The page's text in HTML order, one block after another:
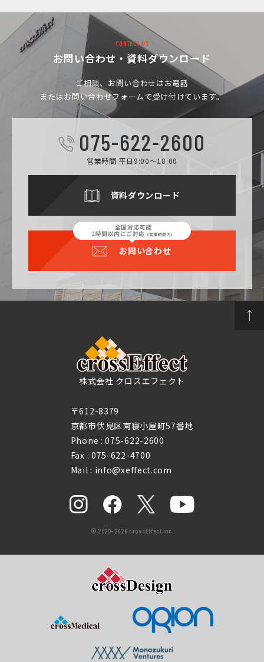
CONTACT US
お問い合わせ・資料ダウンロード
ご相談、お問い合わせはお電話
またはお問い合わせフォームで受け付けています。
075-622-2600
営業時間 平日9:00～18:00
資料ダウンロード
お問い合わせ
株式会社 クロスエフェクト
〒612-8379
京都市伏見区南寝小屋町57番地
Phone :075-622-2600
Fax : 075-622-4700
Mail : info@xeffect.com
© 2020-2026 crossEffect,inc.